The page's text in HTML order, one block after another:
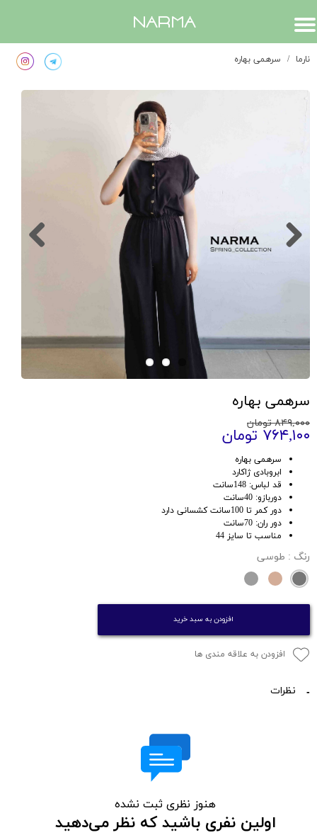
​narma
نارما سرهمی بهاره
سرهمی بهاره
۸۴۹,۰۰۰ تومان
۷۶۴,۱۰۰ تومان
سرهمی بهاره
ابروبادی ژاکارد
قد لباس: 148سانت
دوربازو: 40سانت
دور کمر تا 100سانت کشسانی دارد
دور ران: 70سانت
مناسب تا سایز 44
رنگ : طوسی
افزودن به سبد خرید
افزودن به علاقه مندی ها
نظرات
هنوز نظری ثبت نشده
اولین نفری باشید که نظر می‌دهید